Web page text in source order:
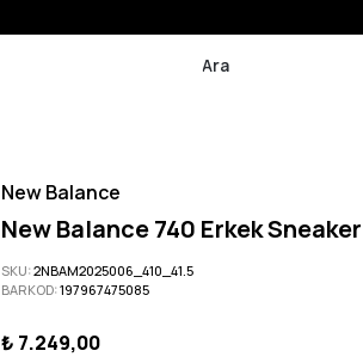
New Balance
New Balance 740 Erkek Sneaker
SKU:2NBAM2025006_410_41.5
BARKOD:197967475085
₺ 7.249,00